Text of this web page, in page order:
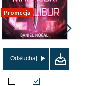
Promocja
Odsłuchaj